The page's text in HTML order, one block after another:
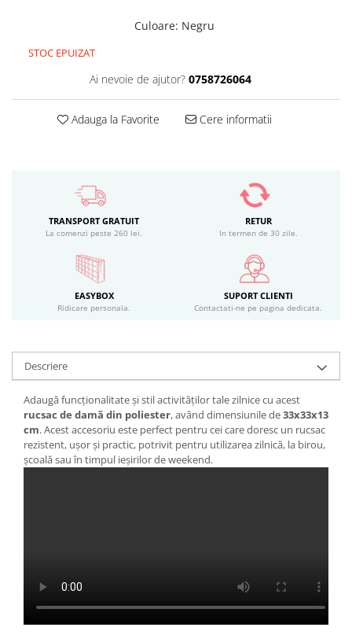
Culoare: Negru
STOC EPUIZAT
Ai nevoie de ajutor? 0758726064
Adauga la Favorite Cere informatii
TRANSPORT GRATUIT
La comenzi peste 260 lei.
RETUR
In termen de 30 zile.
EASYBOX
Ridicare personala.
SUPORT CLIENTI
Contactati-ne pe pagina dedicata.
Descriere
Adaugă funcționalitate și stil activităților tale zilnice cu acest
rucsac de damă din poliester, având dimensiunile de33x33x13
cm. Acest accesoriu este perfect pentru cei care doresc un rucsac
rezistent, ușor și practic, potrivit pentru utilizarea zilnică, la birou,
școală sau în timpul ieșirilor de weekend.